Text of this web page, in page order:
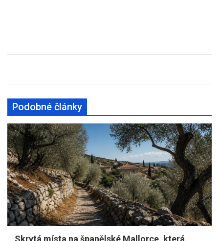
Podobné články
Skrytá místa na španělské Mallorce, která